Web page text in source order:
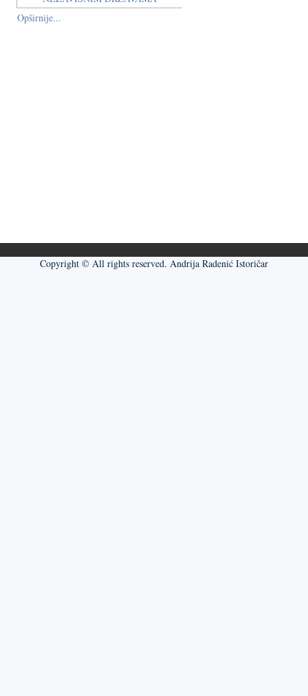
Opširnije...
Copyright © All rights reserved. Andrija Radenić Istoričar